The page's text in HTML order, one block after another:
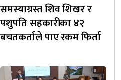
समस्याग्रस्त शिव शिखर र
पशुपति सहकारीका ४२
बचतकर्ताले पाए रकम फिर्ता